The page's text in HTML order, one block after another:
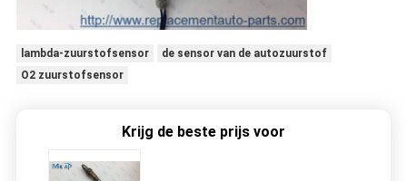
lambda-zuurstofsensor
de sensor van de autozuurstof
O2 zuurstofsensor
Krijg de beste prijs voor